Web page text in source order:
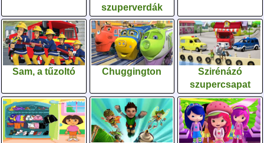
szuperverdák
Sam, a tűzoltó Chuggington
Szirénázó
szupercsapat